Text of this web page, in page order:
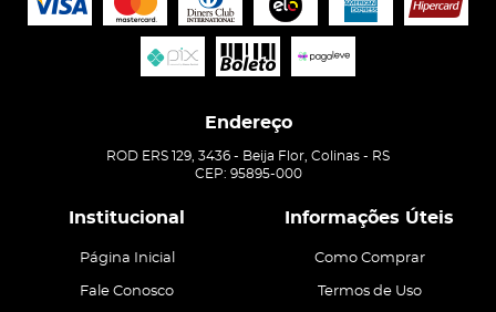
Endereço
ROD ERS 129, 3436 - Beija Flor, Colinas - RS
CEP: 95895-000
Institucional
Página Inicial
Fale Conosco
Informações Úteis
Como Comprar
Termos de Uso